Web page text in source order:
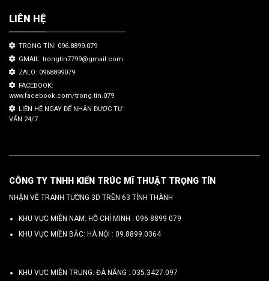
LIÊN HỆ
TRỌNG TÍN: 096.8899.079
GMAIL: trongtin7799@gmail.com
ZALO: 0968899079
FACEBOOK:
www.facebook.com/trong.tin.079
LIÊN HỆ NGAY ĐỂ NHẬN ĐƯỢC TƯ
VẤN 24/7.
CÔNG TY TNHH KIẾN TRÚC MĨ THUẬT TRỌNG TÍN
NHẬN VẼ TRANH TƯỜNG 3D TRÊN 63 TỈNH THÀNH
KHU VỰC MIỀN NAM: HỒ CHÍ MINH : 096 8899 079
KHU VỰC MIỀN BẮC: HÀ NỘI : 09.8899.0364
KHU VỰC MIỀN TRUNG: ĐÀ NẴNG : 035.3427.097